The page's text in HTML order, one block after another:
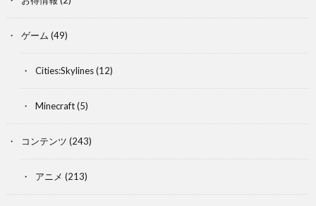
ゲーム (49)
Cities:Skylines(12)
Minecraft(5)
コンテンツ (243)
アニメ (213)